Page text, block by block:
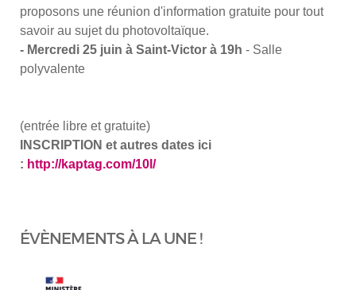
proposons une réunion d'information gratuite pour tout
savoir au sujet du photovoltaïque.
- Mercredi 25 juin à Saint-Victor à 19h - Salle
polyvalente
(entrée libre et gratuite)
INSCRIPTION et autres dates ici
: http://kaptag.com/10l/
ÉVÈNEMENTS À LA UNE !